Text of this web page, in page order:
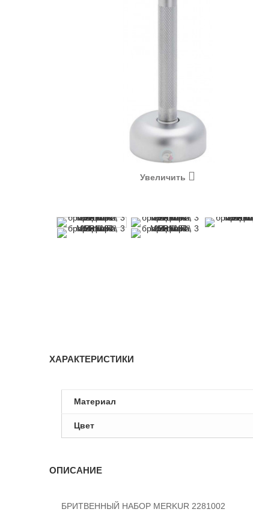
Увеличить
ХАРАКТЕРИСТИКИ
Материал
Цвет
ОПИСАНИЕ
БРИТВЕННЫЙ НАБОР MERKUR 2281002